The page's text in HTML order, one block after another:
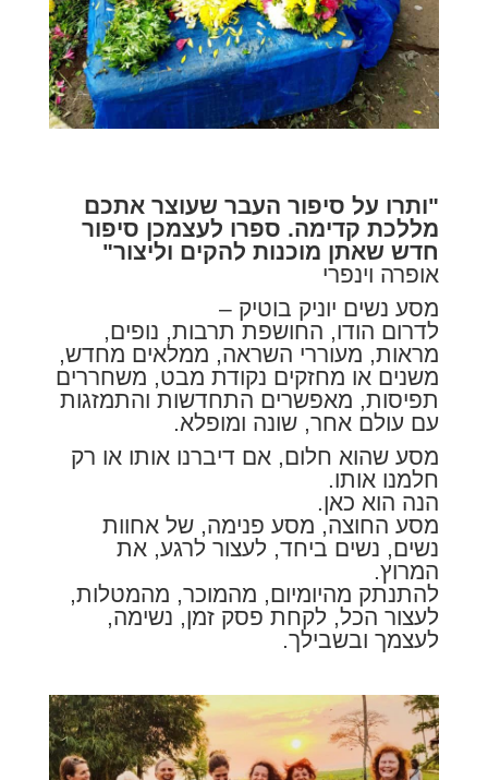
"ותרו על סיפור העבר שעוצר אתכם
מללכת קדימה. ספרו לעצמכן סיפור
חדש שאתן מוכנות להקים וליצור"
אופרה וינפרי
מסע נשים יוניק בוטיק –
לדרום הודו, החושפת תרבות, נופים,
מראות, מעוררי השראה, ממלאים מחדש,
משנים או מחזקים נקודת מבט, משחררים
תפיסות, מאפשרים התחדשות והתמזגות
עם עולם אחר, שונה ומופלא.
מסע שהוא חלום, אם דיברנו אותו או רק
חלמנו אותו.
הנה הוא כאן.
מסע החוצה, מסע פנימה, של אחוות
נשים, נשים ביחד, לעצור לרגע, את
המרוץ.
להתנתק מהיומיום, מהמוכר, מהמטלות,
לעצור הכל, לקחת פסק זמן, נשימה,
לעצמך ובשבילך.